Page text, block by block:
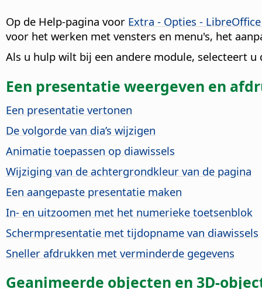
Op de Help-pagina voor Extra - Opties -
voor het werken met vensters en menu's, het
Als u hulp wilt bij een andere module, selecteert
Een presentatie weergeven en
Een presentatie vertonen
De volgorde van dia’s wijzigen
Animatie toepassen op diawissels
Wijziging van de achtergrondkleur van de pagina
Een aangepaste presentatie maken
In- en uitzoomen met het numerieke toetsenblok
Schermpresentatie met tijdopname van diawissels
Sneller afdrukken met verminderde gegevens
Geanimeerde objecten en 3D-